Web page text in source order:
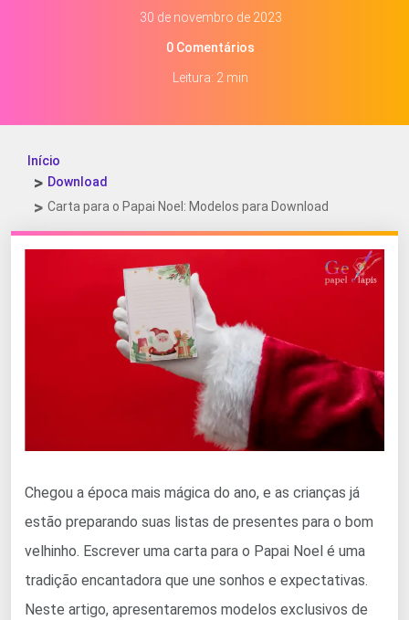
30 de novembro de 2023
0 Comentários
Leitura: 2 min
Início
Download
Carta para o Papai Noel: Modelos para Download
Chegou a época mais mágica do ano, e as crianças já
estão preparando suas listas de presentes para o bom
velhinho. Escrever uma carta para o Papai Noel é uma
tradição encantadora que une sonhos e expectativas.
Neste artigo, apresentaremos modelos exclusivos de